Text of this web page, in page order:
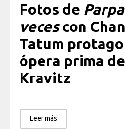
Fotos de
vecescon
Tatum
ópera prima
Kravitz
Leer más